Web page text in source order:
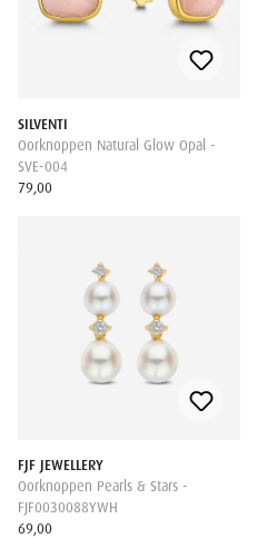
SILVENTI
Oorknoppen Natural Glow Opal -
SVE-004
79,00
FJF JEWELLERY
Oorknoppen Pearls & Stars -
FJF0030088YWH
69,00